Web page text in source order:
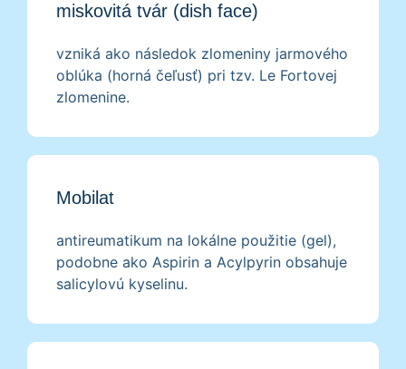
miskovitá tvár (dish face)
vzniká ako následok zlomeniny jarmového
oblúka (horná čeľusť) pri tzv. Le Fortovej
zlomenine.
Mobilat
antireumatikum na lokálne použitie (gel),
podobne ako Aspirin a Acylpyrin obsahuje
salicylovú kyselinu.